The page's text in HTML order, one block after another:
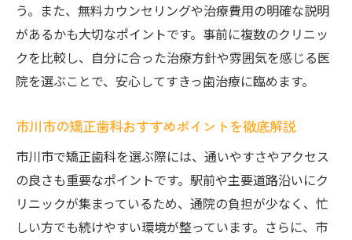
う。また、無料カウンセリングや治療費用の明確な説明
があるかも大切なポイントです。事前に複数のクリニッ
クを比較し、自分に合った治療方針や雰囲気を感じる医
院を選ぶことで、安心してすきっ歯治療に臨めます。
市川市の矯正歯科おすすめポイントを徹底解説
市川市で矯正歯科を選ぶ際には、通いやすさやアクセス
の良さも重要なポイントです。駅前や主要道路沿いにク
リニックが集まっているため、通院の負担が少なく、忙
しい方でも続けやすい環境が整っています。さらに、市